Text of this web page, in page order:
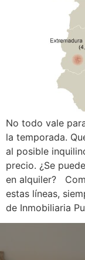
No todo vale
la temporada.
al posible
precio. ¿Se
en alquiler?
estas líneas,
de Inmobiliaria